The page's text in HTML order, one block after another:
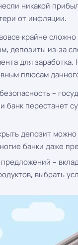
никакой
от инфляции.
крайне
депозиты из-за
для
плюсам
–
банк перестанет
депозит
банки даже
–
выбрать